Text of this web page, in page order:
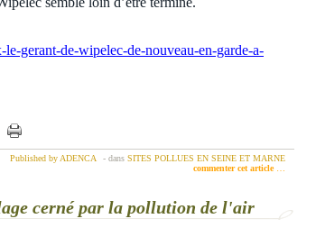
gerant-de-wipelec-de-nouveau-en-garde-a-
Published by ADENCA - dans SITES POLLUES EN SEINE ET MARNE
commenter cet article
cerné par la pollution de l'air